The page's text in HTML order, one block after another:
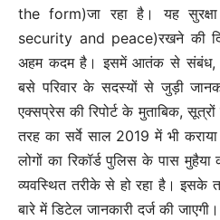
the form)जा रहा है। यह
security and peace)रखने की
अहम कदम है। इसमें आतंक से संबंध,
बसे परिवार के सदस्यों से जुड़ी
एक्सप्रेस की रिपोर्ट के मुताबिक,
तरह का सर्वे साल 2019 में भी
लोगों का रिकॉर्ड पुलिस के पास
व्यवस्थित तरीके से हो रहा है। इसके
बारे में डिटेल जानकारी दर्ज की जाएगी।